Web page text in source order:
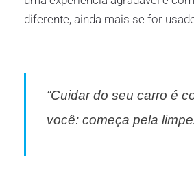
diferente, ainda mais se for
“Cuidar do seu carro é
você: começa pela